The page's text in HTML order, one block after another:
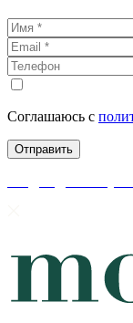
Соглашаюсь с